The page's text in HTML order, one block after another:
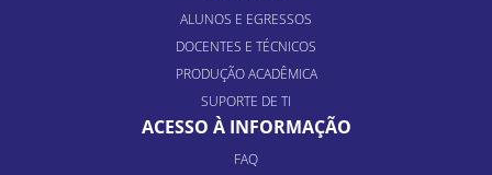
ALUNOS E EGRESSOS
DOCENTES E TÉCNICOS
PRODUÇÃO ACADÊMICA
SUPORTE DE TI
ACESSO À INFORMAÇÃO
FAQ